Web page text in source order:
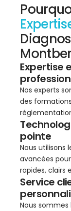
Expertise
Nos experts
des
pointe
Nous utilisons
avancées
rapides, clairs
Service
Nous